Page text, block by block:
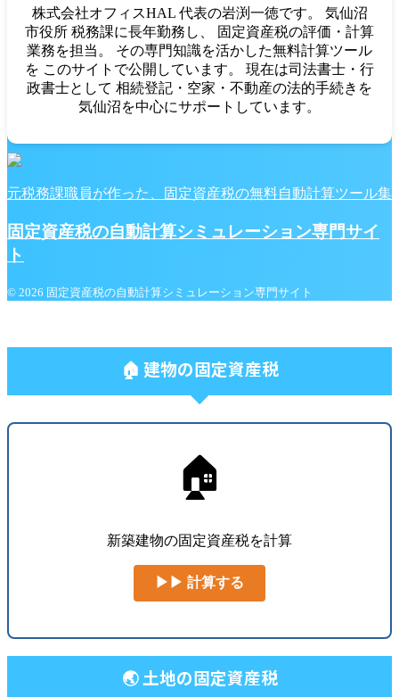
株式会社オフィスHAL 代表の岩渕一徳です。 気仙沼
市役所 税務課に長年勤務し、 固定資産税の評価・計算
業務を担当。 その専門知識を活かした無料計算ツール
を このサイトで公開しています。 現在は司法書士・行
政書士として 相続登記・空家・不動産の法的手続きを
気仙沼を中心にサポートしています。
元税務課職員が作った、固定資産税の無料自動計算ツール集
固定資産税の自動計算シミュレーション専門サイ
ト
© 2026 固定資産税の自動計算シミュレーション専門サイト
🏠 建物の固定資産税
🏠
新築建物の固定資産税を計算
▶▶ 計算する
🌏 土地の固定資産税